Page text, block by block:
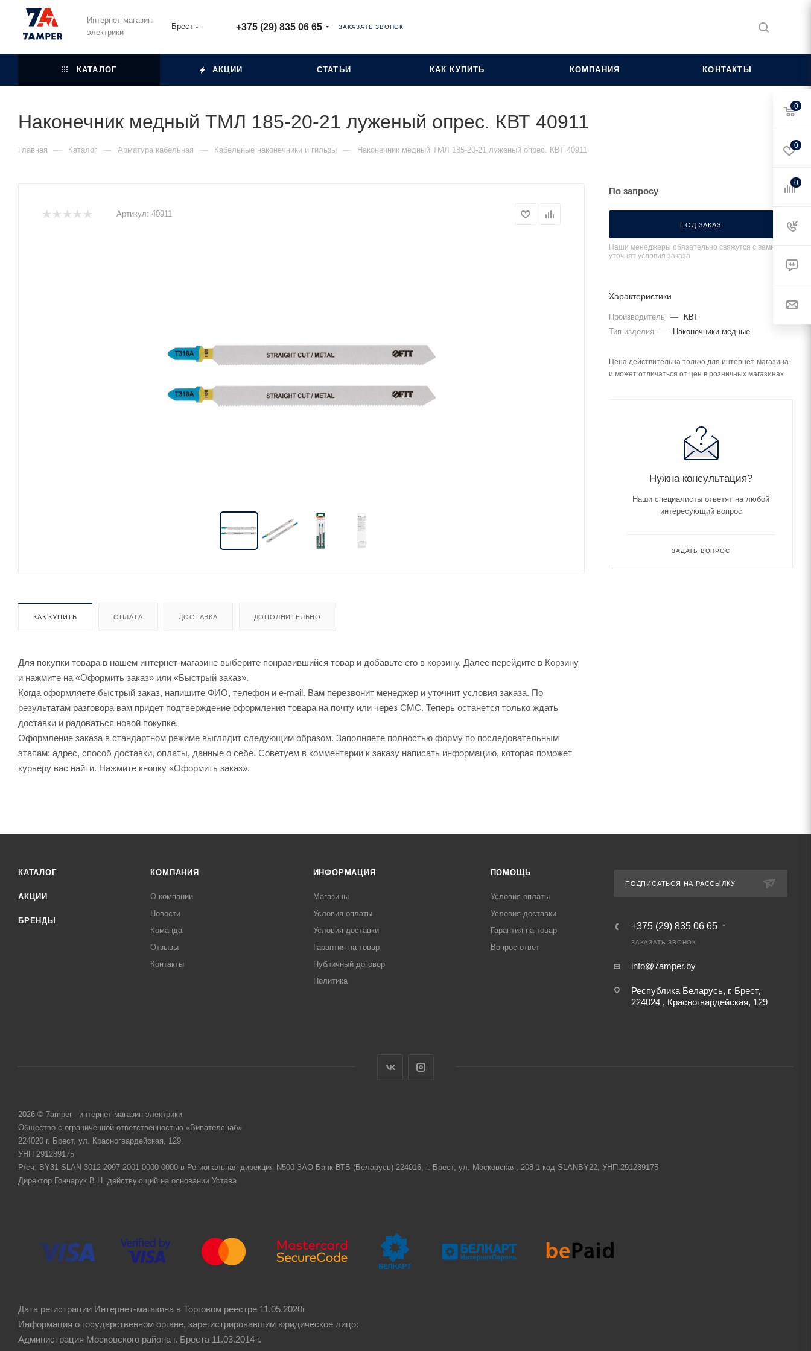
Интернет-магазин
электрики
Брест +375 (29) 835 06 65 ЗАКАЗАТЬ ЗВОНОК
КАТАЛОГ АКЦИИ СТАТЬИ КАК КУПИТЬ КОМПАНИЯ КОНТАКТЫ
Наконечник медный ТМЛ 185-20-21 луженый опрес. КВТ 40911
Главная — Каталог — Арматура кабельная — Кабельные наконечники и гильзы — Наконечник медный ТМЛ 185-20-21 луженый опрес. КВТ 40911
Артикул: 40911
КАК КУПИТЬ ОПЛАТА ДОСТАВКА ДОПОЛНИТЕЛЬНО
Для покупки товара в нашем интернет-магазине выберите понравившийся товар и добавьте его в корзину. Далее перейдите в Корзину
и нажмите на «Оформить заказ» или «Быстрый заказ».
Когда оформляете быстрый заказ, напишите ФИО, телефон и e-mail. Вам перезвонит менеджер и уточнит условия заказа. По
результатам разговора вам придет подтверждение оформления товара на почту или через СМС. Теперь останется только ждать
доставки и радоваться новой покупке.
Оформление заказа в стандартном режиме выглядит следующим образом. Заполняете полностью форму по последовательным
этапам: адрес, способ доставки, оплаты, данные о себе. Советуем в комментарии к заказу написать информацию, которая поможет
курьеру вас найти. Нажмите кнопку «Оформить заказ».
По запросу
ПОД ЗАКАЗ
Наши менеджеры обязательно свяжутся с вами и
уточнят условия заказа
Характеристики
Производитель —
КВТ
Тип изделия
— Наконечники медные
Цена действительна только для интернет-магазина
и может отличаться от цен в розничных магазинах
Нужна консультация?
Наши специалисты ответят на любой
интересующий вопрос
ЗАДАТЬ ВОПРОС
КАТАЛОГ
АКЦИИ
БРЕНДЫ
КОМПАНИЯ
О компании
Новости
Команда
Отзывы
Контакты
ИНФОРМАЦИЯ
Магазины
Условия оплаты
Условия доставки
Гарантия на товар
Публичный договор
Политика
ПОМОЩЬ
Условия оплаты
Условия доставки
Гарантия на товар
Вопрос-ответ
ПОДПИСАТЬСЯ НА РАССЫЛКУ
+375 (29) 835 06 65
ЗАКАЗАТЬ ЗВОНОК
info@7amper.by
Республика Беларусь, г. Брест,
224024 , Красногвардейская, 129
2026 © 7amper - интернет-магазин электрики
Общество с ограниченной ответственностью «Вивателснаб»
224020 г. Брест, ул. Красногвардейская, 129.
УНП 291289175
Р/сч: BY31 SLAN 3012 2097 2001 0000 0000 в Региональная дирекция N500 ЗАО Банк ВТБ (Беларусь) 224016, г. Брест, ул. Московская, 208-1 код SLANBY22, УНП:291289175
Директор Гончарук В.Н. действующий на основании Устава
Дата регистрации Интернет-магазина в Торговом реестре 11.05.2020г
Информация о государственном органе, зарегистрировавшим юридическое лицо:
Администрация Московского района г. Бреста 11.03.2014 г.
0
0
0